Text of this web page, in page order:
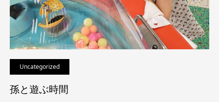
Uncategorized
孫と遊ぶ時間